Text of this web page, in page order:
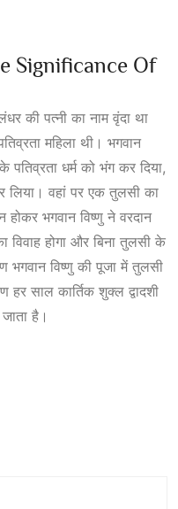
Significance Of
की पत्नी का नाम वृंदा था
महिला थी। भगवान
धर्म को भंग कर दिया,
वहां पर एक तुलसी का
भगवान विष्णु ने वरदान
विवाह होगा और बिना तुलसी के
भगवान विष्णु की पूजा मेंतुलसी
हर साल कार्तिक शुक्ल द्वादशी
है।